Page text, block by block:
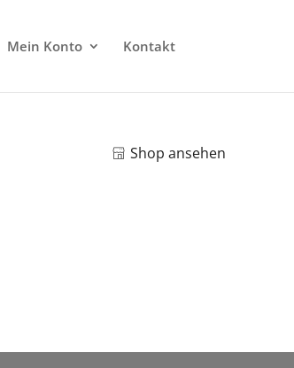
Mein Konto Kontakt
Shop ansehen